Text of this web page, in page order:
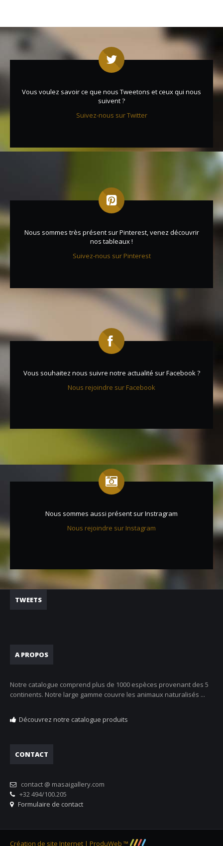
Vous voulez savoir ce que nous Tweetons et ceux qui nous
suivent ?
Suivez-nous sur Twitter
Nous sommes très présent sur Pinterest, venez découvrir
nos tableaux !
Suivez-nous sur Pinterest
Vous souhaitez nous suivre notre actualité sur Facebook ?
Nous rejoindre sur Facebook
Nous sommes aussi présent sur Instragram
Nous rejoindre sur Instagram
TWEETS
A PROPOS
Notre catalogue comprend plus de 1000 espèces provenant des 5
continents. Notre large gamme couvre les animaux naturalisés ...
Découvrez notre catalogue produits
CONTACT
contact @ masaigallery.com
+32 494/100.205
Formulaire de contact
Création de site Internet | ProduWeb ™